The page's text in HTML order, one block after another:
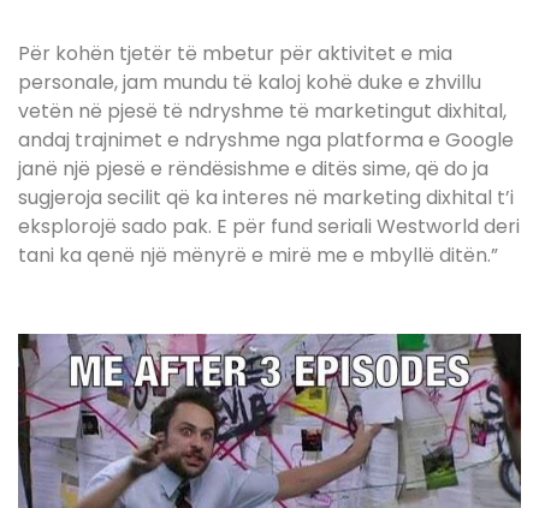
Për kohën tjetër të mbetur për aktivitet e mia
personale, jam mundu të kaloj kohë duke e zhvillu
vetën në pjesë të ndryshme të marketingut dixhital,
andaj trajnimet e ndryshme nga platforma e Google
janë një pjesë e rëndësishme e ditës sime, që do ja
sugjeroja secilit që ka interes në marketing dixhital t’i
eksplorojë sado pak. E për fund seriali Westworld deri
tani ka qenë një mënyrë e mirë me e mbyllë ditën.”